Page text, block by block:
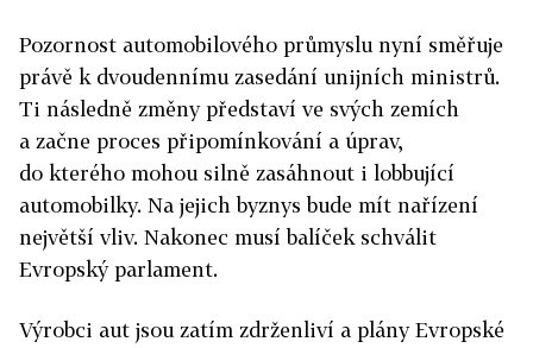
Pozornost automobilového průmyslu nyní směřuje
právě k dvoudennímu zasedání unijních ministrů.
Ti následně změny představí ve svých zemích
a začne proces připomínkování a úprav,
do kterého mohou silně zasáhnout i lobbující
automobilky. Na jejich byznys bude mít nařízení
největší vliv. Nakonec musí balíček schválit
Evropský parlament.
Výrobci aut jsou zatím zdrženliví a plány Evropské